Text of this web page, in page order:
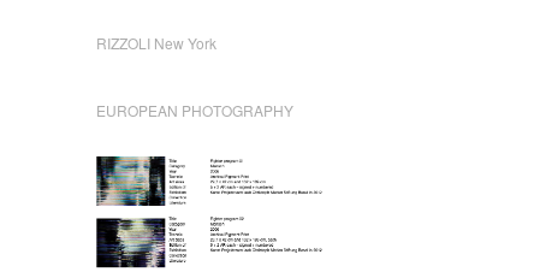
RIZZOLI New York
EUROPEAN PHOTOGRAPHY